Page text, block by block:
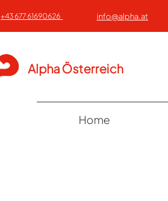
+43 677 61690626 info@alpha.at
Alpha Österreich
Home